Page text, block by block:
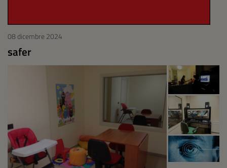
08 dicembre 2024
safer